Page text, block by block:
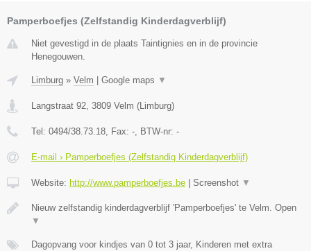
Pamperboefjes (Zelfstandig Kinderdagverblijf)
Niet gevestigd in de plaats Taintignies en in de provincie
Henegouwen.
Limburg » Velm | Google maps ▼
Langstraat 92 3809 Velm (Limburg)
Tel: 0494/38.73.18 , Fax: - , BTW-nr: -
E-mail › Pamperboefjes (Zelfstandig Kinderdagverblijf)
Website: http://www.pamperboefjes.be | Screenshot ▼
Nieuw zelfstandig kinderdagverblijf 'Pamperboefjes' te Velm. Open
▼
Dagopvang voor kindjes van 0 tot 3 jaar, Kinderen met extra